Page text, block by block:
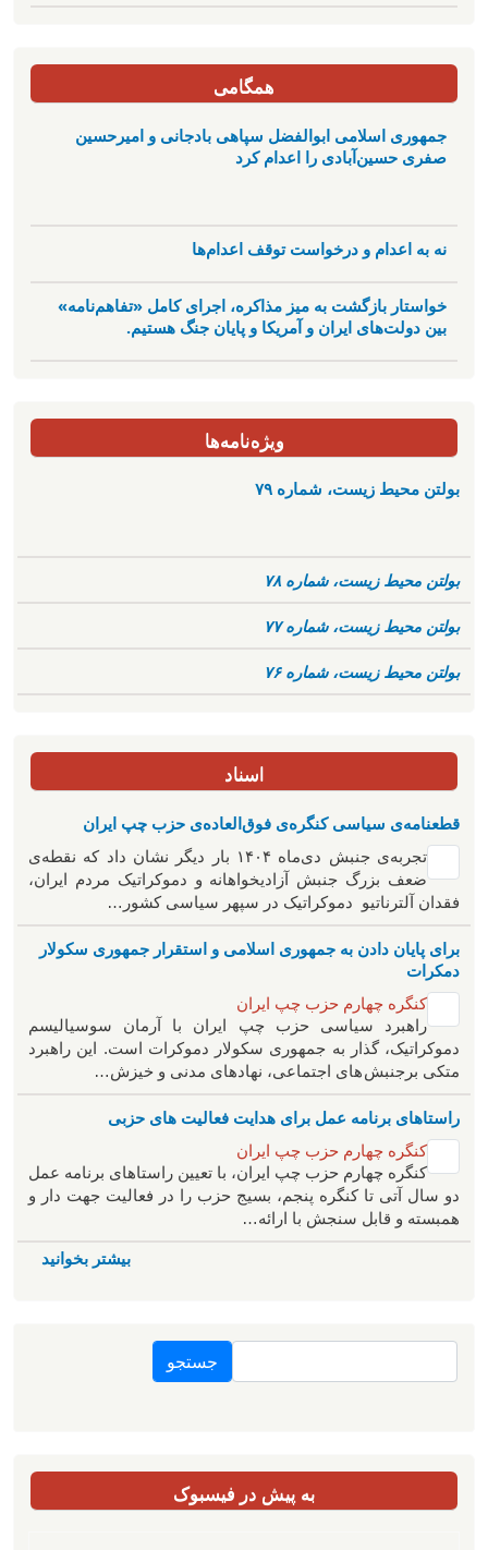
همگامی
جمهوری اسلامی ابوالفضل سپاهی بادجانی و امیرحسین
صفری حسین‌آبادی را اعدام کرد
نه به اعدام و درخواست توقف اعدام‌ها
خواستار بازگشت به میز مذاکره، اجرای کامل «تفاهم‌نامه»
بین دولت‌های ایران و آمریکا و پایان جنگ هستیم.
ویژه‌نامه‌ها
بولتن محیط زیست، شماره ۷۹
بولتن محیط زیست، شماره ۷۸
بولتن محیط زیست، شماره ۷۷
بولتن محیط زیست، شماره ۷۶
اسناد
قطعنامه‌ی سیاسی کنگره‌ی فوق‌العاده‌ی حزب چپ ایران
تجربه‌ی جنبش دی‌ماه ۱۴۰۴ بار دیگر نشان داد که نقطه‌ی
ضعف بزرگ جنبش آزادیخواهانه و دموکراتیک مردم ایران،
فقدان آلترناتیو دموکراتیک در سپهر سیاسی کشور…
برای پایان دادن به جمهوری اسلامی و استقرار جمهوری سکولار
دمکرات
کنگره چهارم حزب چپ ایران
راهبرد سياسی حزب چپ ایران با آرمان سوسیالیسم
دموکراتیک، گذار به جمهوری سکولار دموکرات است. این راهبرد
متکی برجنبش های اجتماعی، نهادهای مدنی و خیزش‌…
راستاهای برنامه عمل برای هدایت فعالیت های حزبی
کنگره چهارم حزب چپ ایران
کنگره چهارم حزب چپ ایران، با تعیین راستاهای برنامه عمل
دو سال آتی تا کنگره پنجم، بسیج حزب را در فعالیت جهت دار و
همبسته و قابل سنجش با ارائه…
بیشتر بخوانید
جستجو
به پیش در فیسبوک